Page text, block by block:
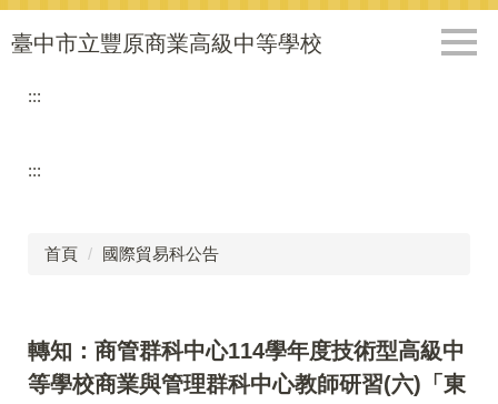
跳
到
臺中市立豐原商業高級中等學校
:::
:::
首頁 國際貿易科公告
轉知：商管群科中心114學年度技術型高級中
等學校商業與管理群科中心教師研習(六)「東